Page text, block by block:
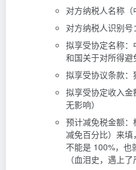
对方纳税人名称
对方纳税人识别
拟享受协定名称
和国关于对所得
拟享受协议条款
拟享受协定收入金
无影响）
预计减免税金额
减免百分比）来
不能是 100%，也
（血泪史，遇上